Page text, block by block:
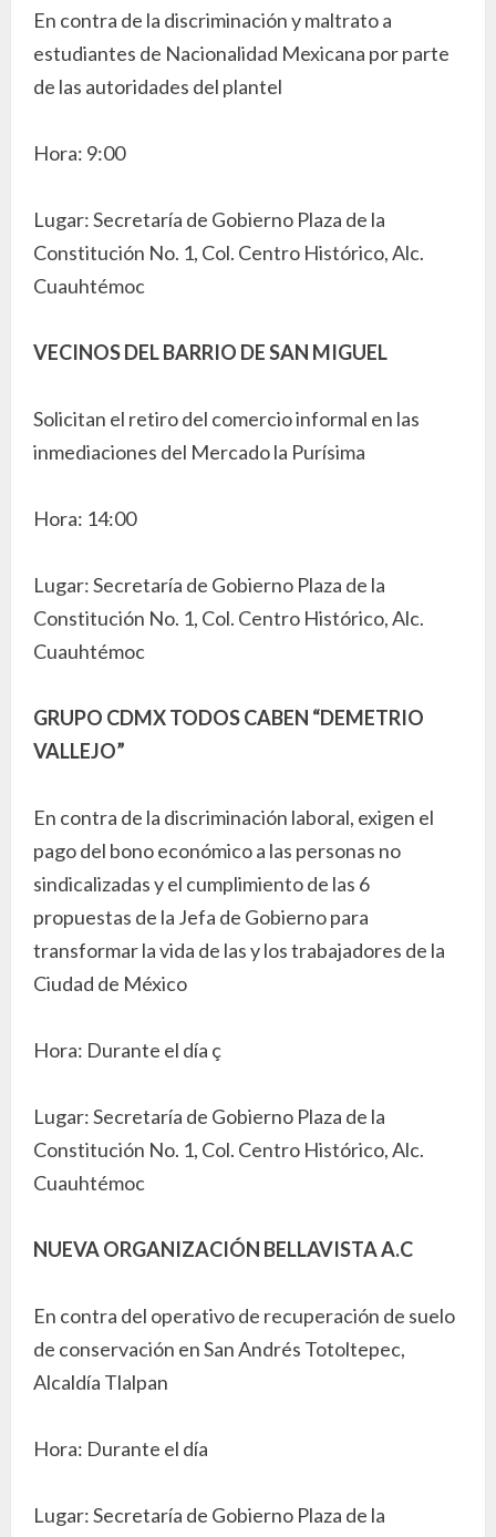
En contra de la discriminación y maltrato a
estudiantes de Nacionalidad Mexicana por parte
de las autoridades del plantel
Hora: 9:00
Lugar: Secretaría de Gobierno Plaza de la
Constitución No. 1, Col. Centro Histórico, Alc.
Cuauhtémoc
VECINOS DEL BARRIO DE SAN MIGUEL
Solicitan el retiro del comercio informal en las
inmediaciones del Mercado la Purísima
Hora: 14:00
Lugar: Secretaría de Gobierno Plaza de la
Constitución No. 1, Col. Centro Histórico, Alc.
Cuauhtémoc
GRUPO CDMX TODOS CABEN “DEMETRIO
VALLEJO”
En contra de la discriminación laboral, exigen el
pago del bono económico a las personas no
sindicalizadas y el cumplimiento de las 6
propuestas de la Jefa de Gobierno para
transformar la vida de las y los trabajadores de la
Ciudad de México
Hora: Durante el día ç
Lugar: Secretaría de Gobierno Plaza de la
Constitución No. 1, Col. Centro Histórico, Alc.
Cuauhtémoc
NUEVA ORGANIZACIÓN BELLAVISTA A.C
En contra del operativo de recuperación de suelo
de conservación en San Andrés Totoltepec,
Alcaldía Tlalpan
Hora: Durante el día
Lugar: Secretaría de Gobierno Plaza de la